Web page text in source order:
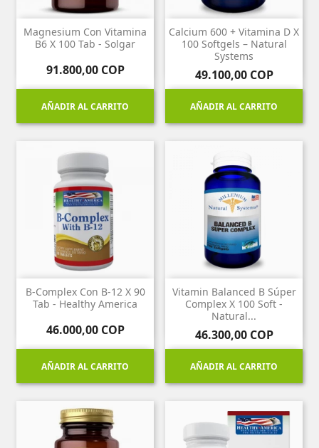
Magnesium Con Vitamina
B6 X 100 Tab - Solgar
Precio
91.800,00 COP
AÑADIR AL CARRITO
Calcium 600 + Vitamina D X
100 Softgels – Natural
Systems
Precio
49.100,00 COP
AÑADIR AL CARRITO
B-Complex Con B-12 X 90
Tab - Healthy America
Precio
46.000,00 COP
AÑADIR AL CARRITO
Vitamin Balanced B Súper
Complex X 100 Soft -
Natural...
Precio
46.300,00 COP
AÑADIR AL CARRITO